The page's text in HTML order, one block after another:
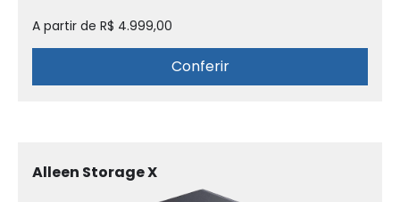
A partir de R$ 4.999,00
Conferir
Alleen Storage X